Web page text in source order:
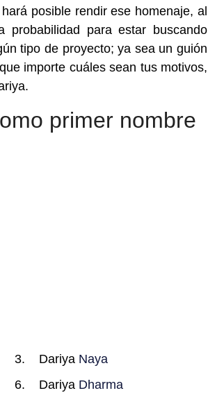
posible rendir ese homenaje, al
para estar buscando
tipo de proyecto; ya sea un guión
importe cuáles sean tus motivos,
primer nombre
Dariya Naya
Dariya Dharma